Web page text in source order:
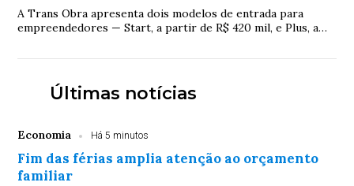
A Trans Obra apresenta dois modelos de entrada para
empreendedores — Start, a partir de R$ 420 mil, e Plus, a
Últimas notícias
Economia Há 5 minutos
Fim das férias amplia atenção ao orçamento
familiar